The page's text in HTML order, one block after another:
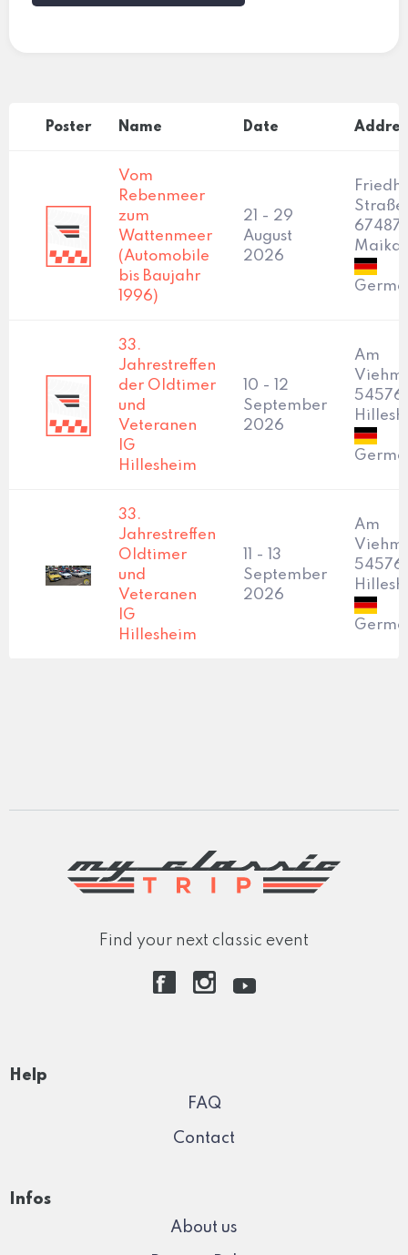
Poster Name Date
Vom
Rebenmeer
zum
Wattenmeer
(Automobile
bis Baujahr
1996)
21 - 29
August
2026
Straße
67487
33.
Jahrestreffen
der Oldtimer
und
Veteranen
IG
Hillesheim
10 - 12
September
2026
Am
54576
33.
Jahrestreffen
Oldtimer
und
Veteranen
IG
Hillesheim
11 - 13
September
2026
Am
54576
Find your next classic event
Help
FAQ
Contact
Infos
About us